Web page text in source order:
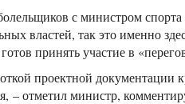
с министром
властей, так это именно
принять участие в
проектной
– отметил министр,